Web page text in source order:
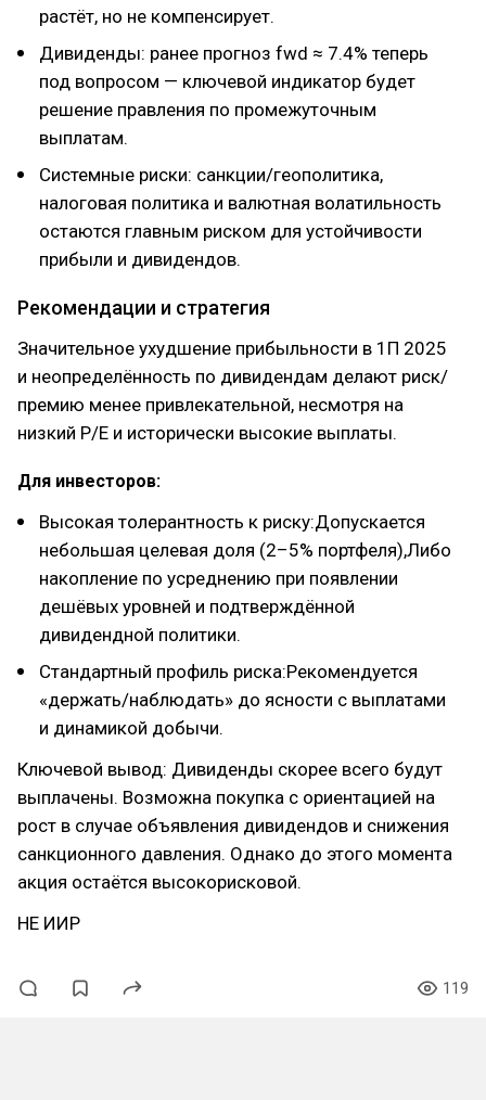
растёт, но не компенсирует.
Дивиденды: ранее прогноз fwd ≈ 7.4% теперь
под вопросом — ключевой индикатор будет
решение правления по промежуточным
выплатам.
Системные риски: санкции/геополитика,
налоговая политика и валютная волатильность
остаются главным риском для устойчивости
прибыли и дивидендов.
Рекомендации и стратегия
Значительное ухудшение прибыльности в 1П 2025
и неопределённость по дивидендам делают риск/
премию менее привлекательной, несмотря на
низкий P/E и исторически высокие выплаты.
Для инвесторов:
Высокая толерантность к риску:Допускается
небольшая целевая доля (2–5% портфеля),Либо
накопление по усреднению при появлении
дешёвых уровней и подтверждённой
дивидендной политики.
Стандартный профиль риска:Рекомендуется
«держать/наблюдать» до ясности с выплатами
и динамикой добычи.
Ключевой вывод: Дивиденды скорее всего будут
выплачены. Возможна покупка с ориентацией на
рост в случае объявления дивидендов и снижения
санкционного давления. Однако до этого момента
акция остаётся высокорисковой.
НЕ ИИР
119